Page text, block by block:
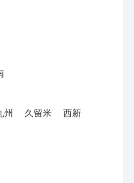
州 久留米 西新